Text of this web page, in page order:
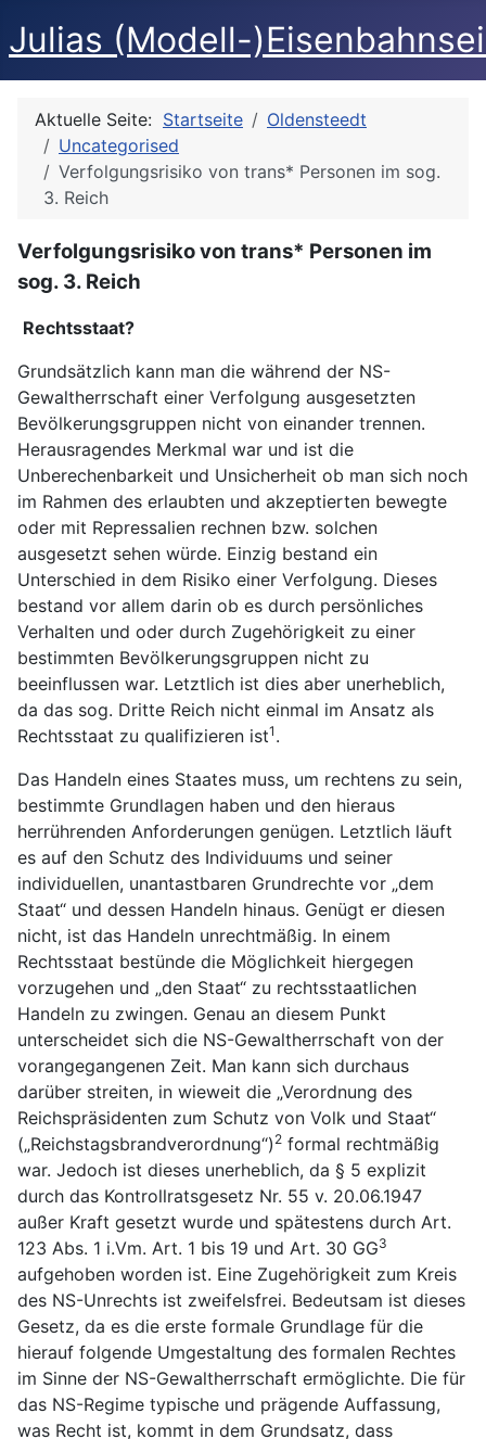
Julias (Modell-
Aktuelle Seite: Startseite
Oldensteedt
Uncategorised
Verfolgungsrisiko von trans* Personen im sog.
3. Reich
Verfolgungsrisiko von trans* Personen im
sog. 3. Reich
Rechtsstaat?
Grundsätzlich kann man die während der NS-
Gewaltherrschaft einer Verfolgung ausgesetzten
Bevölkerungsgruppen nicht von einander trennen.
Herausragendes Merkmal war und ist die
Unberechenbarkeit und Unsicherheit ob man sich noch
im Rahmen des erlaubten und akzeptierten bewegte
oder mit Repressalien rechnen bzw. solchen
ausgesetzt sehen würde. Einzig bestand ein
Unterschied in dem Risiko einer Verfolgung. Dieses
bestand vor allem darin ob es durch persönliches
Verhalten und oder durch Zugehörigkeit zu einer
bestimmten Bevölkerungsgruppen nicht zu
beeinflussen war. Letztlich ist dies aber unerheblich,
da das sog. Dritte Reich nicht einmal im Ansatz als
Rechtsstaat zu qualifizieren ist1 .
Das Handeln eines Staates muss, um rechtens zu sein,
bestimmte Grundlagen haben und den hieraus
herrührenden Anforderungen genügen. Letztlich läuft
es auf den Schutz des Individuums und seiner
individuellen, unantastbaren Grundrechte vor „dem
Staat“ und dessen Handeln hinaus. Genügt er diesen
nicht, ist das Handeln unrechtmäßig. In einem
Rechtsstaat bestünde die Möglichkeit hiergegen
vorzugehen und „den Staat“ zu rechtsstaatlichen
Handeln zu zwingen. Genau an diesem Punkt
unterscheidet sich die NS-Gewaltherrschaft von der
vorangegangenen Zeit. Man kann sich durchaus
darüber streiten, in wieweit die „Verordnung des
Reichspräsidenten zum Schutz von Volk und Staat“
(„Reichstagsbrandverordnung“) 2 formal rechtmäßig
war. Jedoch ist dieses unerheblich, da § 5 explizit
durch das Kontrollratsgesetz Nr. 55 v. 20.06.1947
außer Kraft gesetzt wurde und spätestens durch Art.
123 Abs. 1 i.Vm. Art. 1 bis 19 und Art. 30 GG3
aufgehoben worden ist. Eine Zugehörigkeit zum Kreis
des NS-Unrechts ist zweifelsfrei. Bedeutsam ist dieses
Gesetz, da es die erste formale Grundlage für die
hierauf folgende Umgestaltung des formalen Rechtes
im Sinne der NS-Gewaltherrschaft ermöglichte. Die für
das NS-Regime typische und prägende Auffassung,
was Recht ist, kommt in dem Grundsatz, dass